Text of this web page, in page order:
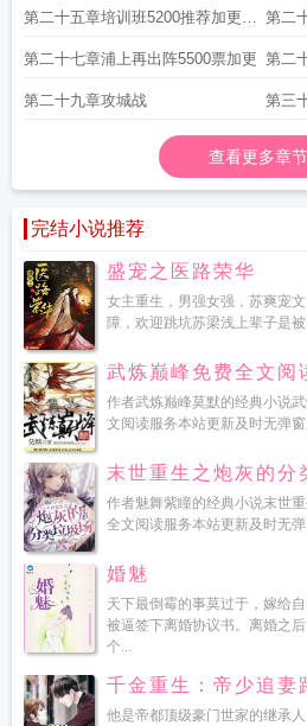
求收藏
第二十五章培训班5200推荐加更求
收藏
第二
第二十七章浦上再出阵5500票加更 第二
第二十九章攻城战 第三
查看更多章节
完结小说推荐
盛宠之医路荣华
女主重生，男强女强，苏爽宠
障，欢迎跳坑苏梁浅上辈子是
武炼巅峰免费全文阅
作者武炼巅峰莫默的经典小说
文阅读服务本站更新及时无弹
末世重生之炮灰的分
作者魅舞紫瞳的经典小说末世
全文阅读服务本站更新及时无
婚魅
天下最倒霉的事莫过于，嫁给
被逼签下离婚协议书。离婚之
个...
千金重生：帝少追妻
他是帝都顶级豪门世家的继承